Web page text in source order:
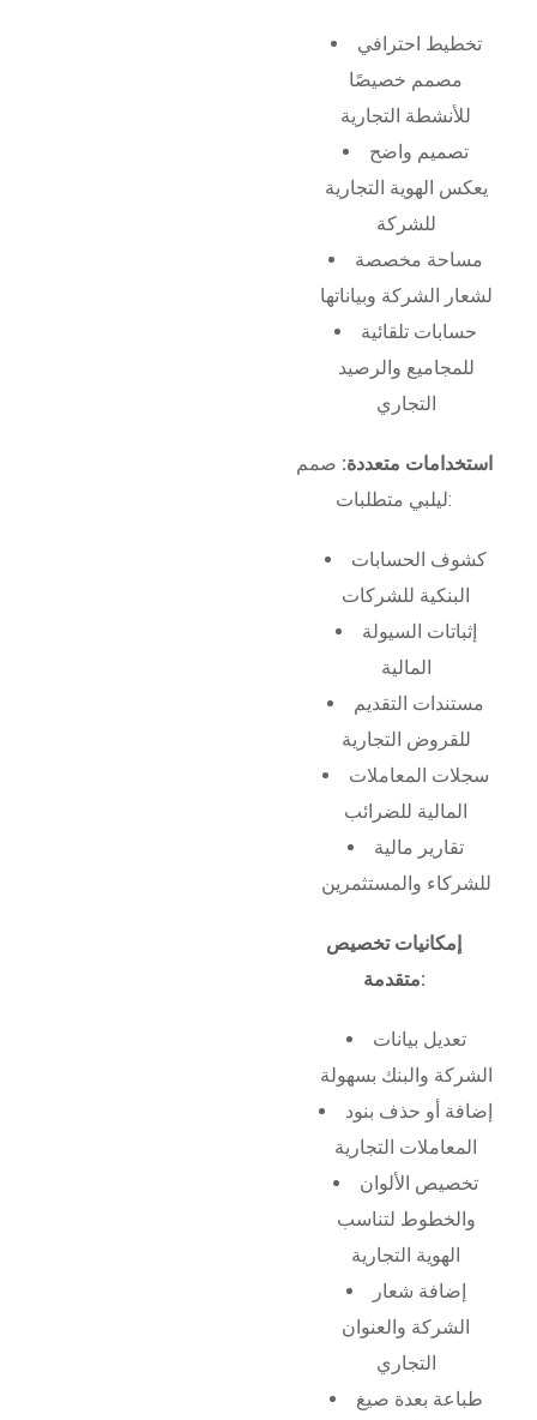
تخطيط احترافي
مصمم خصيصًا
للأنشطة التجارية
تصميم واضح
يعكس الهوية التجارية
للشركة
مساحة مخصصة
لشعار الشركة وبياناتها
حسابات تلقائية
للمجاميع والرصيد
التجاري
استخدامات متعددة: صمم
ليلبي متطلبات:
كشوف الحسابات
البنكية للشركات
إثباتات السيولة
المالية
مستندات التقديم
للقروض التجارية
سجلات المعاملات
المالية للضرائب
تقارير مالية
للشركاء والمستثمرين
إمكانيات تخصيص
متقدمة:
تعديل بيانات
الشركة والبنك بسهولة
إضافة أو حذف بنود
المعاملات التجارية
تخصيص الألوان
والخطوط لتناسب
الهوية التجارية
إضافة شعار
الشركة والعنوان
التجاري
طباعة بعدة صيغ